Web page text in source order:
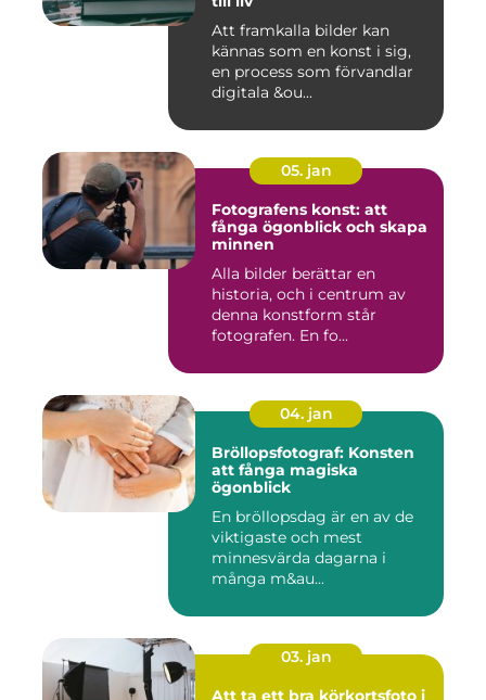
Att framkalla bilder kan
kännas som en konst i sig,
en process som förvandlar
digitala &ou...
05. jan
Fotografens konst: att
fånga ögonblick och skapa
minnen
Alla bilder berättar en
historia, och i centrum av
denna konstform står
fotografen. En fo...
04. jan
Bröllopsfotograf: Konsten
att fånga magiska
ögonblick
En bröllopsdag är en av de
viktigaste och mest
minnesvärda dagarna i
många m&au...
03. jan
Att ta ett bra körkortsfoto i